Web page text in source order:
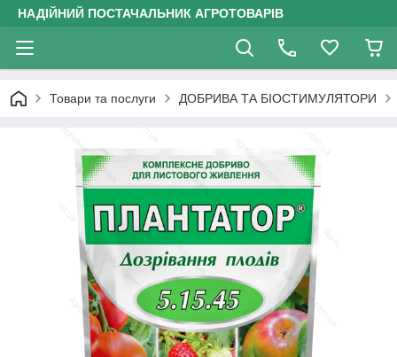
НАДІЙНИЙ ПОСТАЧАЛЬНИК АГРОТОВАРІВ
Товари та послуги ДОБРИВА ТА БІОСТИМУЛЯТОРИ